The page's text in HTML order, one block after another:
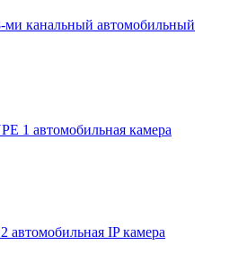
канальный автомобильный
1 автомобильная камера
IP камера